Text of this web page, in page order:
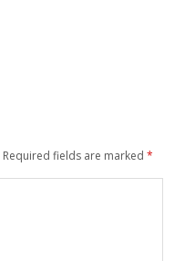
Required fields are marked *